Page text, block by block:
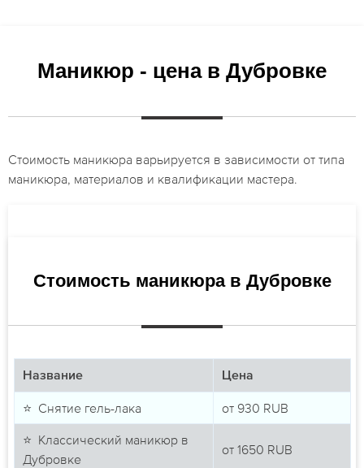
Маникюр - цена в Дубровке
Стоимость маникюра варьируется в зависимости от типа
маникюра, материалов и квалификации мастера.
Стоимость маникюра в Дубровке
Название Цена
⭐ Снятие гель-лака от 930 RUB
⭐ Классический маникюр в
Дубровке
от 1650 RUB